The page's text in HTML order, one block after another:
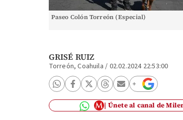
Paseo Colón Torreón (Especial)
GRISÉ RUIZ
Torreón, Coahuila / 02.02.2024 22:53:00
Únete al canal de